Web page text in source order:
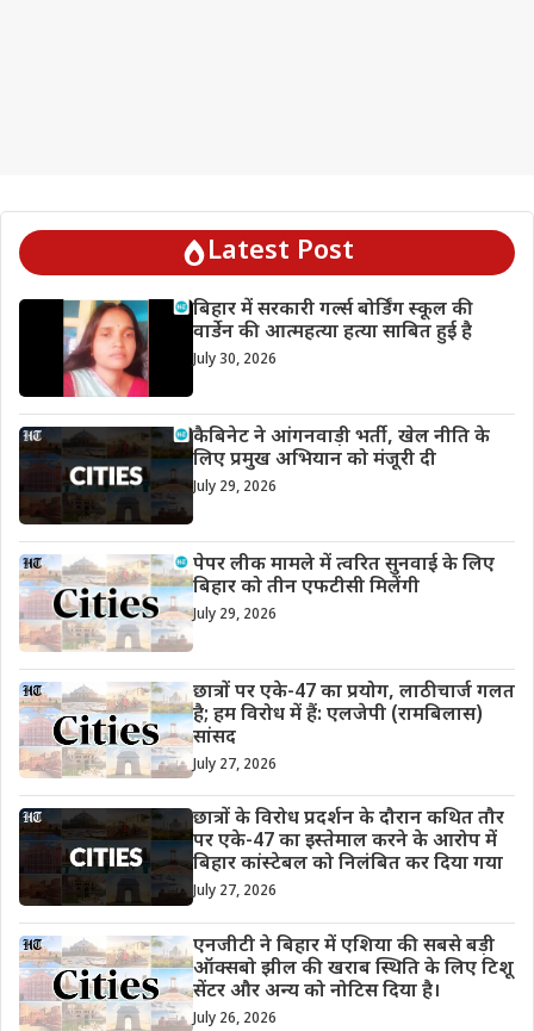
Latest Post
बिहार में सरकारी गर्ल्स बोर्डिंग स्कूल की
वार्डेन की आत्महत्या हत्या साबित हुई है
July 30, 2026
कैबिनेट ने आंगनवाड़ी भर्ती, खेल नीति के
लिए प्रमुख अभियान को मंजूरी दी
July 29, 2026
पेपर लीक मामले में त्वरित सुनवाई के लिए
बिहार को तीन एफटीसी मिलेंगी
July 29, 2026
छात्रों पर एके-47 का प्रयोग, लाठीचार्ज गलत
है; हम विरोध में हैं: एलजेपी (रामबिलास)
सांसद
July 27, 2026
छात्रों के विरोध प्रदर्शन के दौरान कथित तौर
पर एके-47 का इस्तेमाल करने के आरोप में
बिहार कांस्टेबल को निलंबित कर दिया गया
July 27, 2026
एनजीटी ने बिहार में एशिया की सबसे बड़ी
ऑक्सबो झील की खराब स्थिति के लिए टिशू
सेंटर और अन्य को नोटिस दिया है।
July 26, 2026